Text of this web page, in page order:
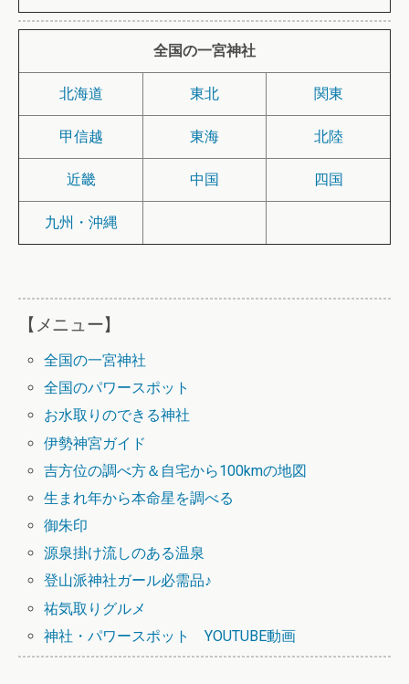
全国の一宮神社
北海道 東北 関東
甲信越 東海 北陸
近畿 中国 四国
九州・沖縄
【メニュー】
全国の一宮神社
全国のパワースポット
お水取りのできる神社
伊勢神宮ガイド
吉方位の調べ方＆自宅から100kmの地図
生まれ年から本命星を調べる
御朱印
源泉掛け流しのある温泉
登山派神社ガール必需品♪
祐気取りグルメ
神社・パワースポット YOUTUBE動画